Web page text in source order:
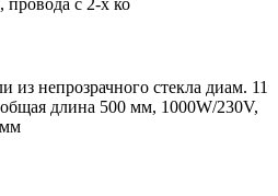
из непрозрачного стекла диам. 11
длина 500 мм, 1000W/230V,